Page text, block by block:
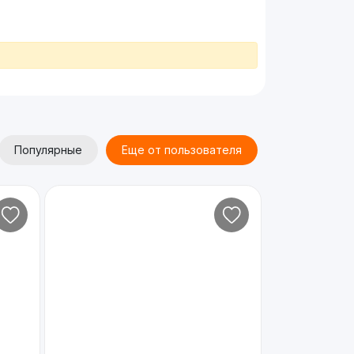
Популярные Еще от пользователя